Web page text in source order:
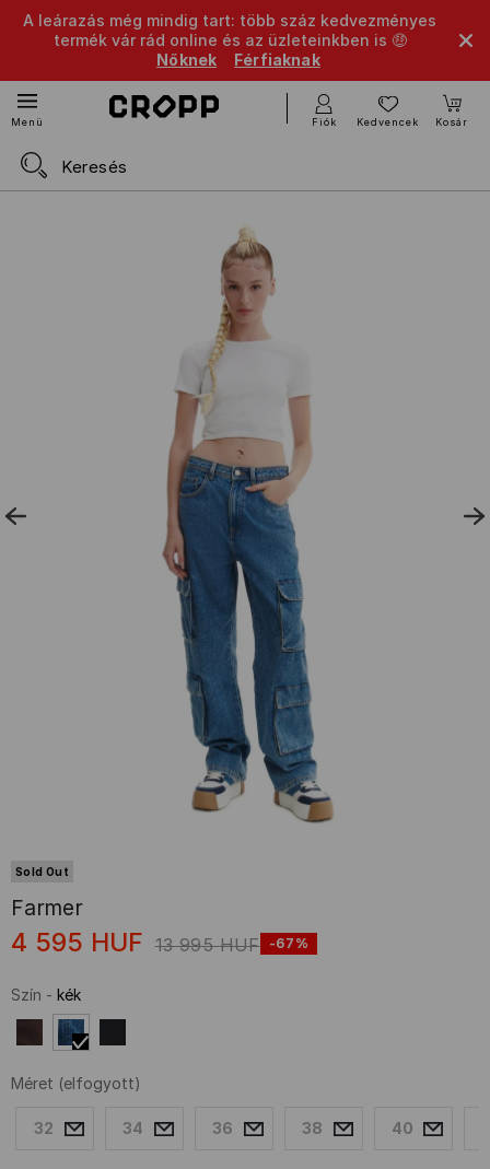
A leárazás még mindig tart: több száz kedvezményes
termék vár rád online és az üzleteinkben is 🤑
Nőknek
Férfiaknak
Menü Fiók Kedvencek Kosár
Sold Out
Farmer
4 595 HUF 13 995 HUF -67%
Szín - kék
Méret (elfogyott)
32 34 36 38 40